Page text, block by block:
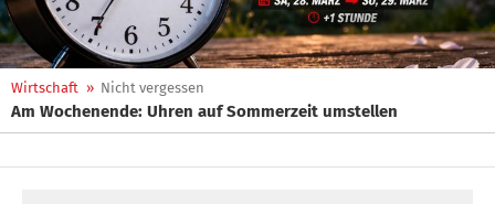
Wirtschaft » Nicht vergessen
Am Wochenende: Uhren auf Sommerzeit umstellen